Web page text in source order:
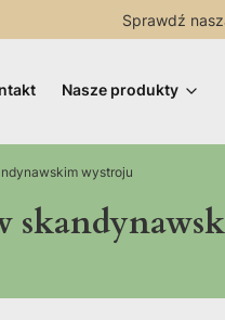
Sprawdź
Nasze produkty
wystroju